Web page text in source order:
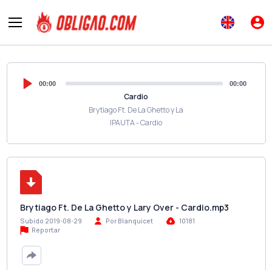
00:00 00:00
Cardio
Brytiago Ft. De La Ghetto y La
IPAUTA - Cardio
Brytiago Ft. De La Ghetto y Lary Over - Cardio.mp3
Subido 2019-08-29 Por Blanquicet
10181
Reportar